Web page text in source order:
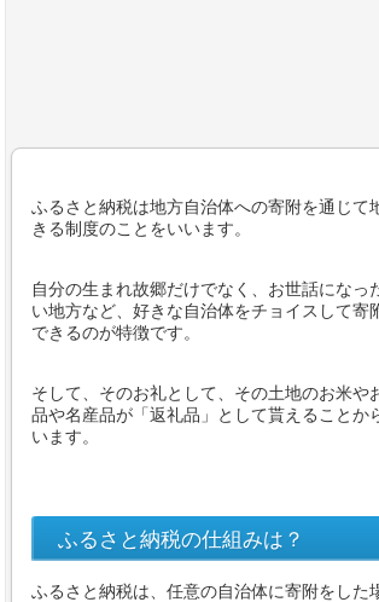
ふるさと納税は地方自治体への寄附を通じて
きる制度のことをいいます。
自分の生まれ故郷だけでなく、お世話になっ
い地方など、好きな自治体をチョイスして寄
できるのが特徴です。
そして、そのお礼として、その土地のお米や
品や名産品が「返礼品」として貰えることか
います。
ふるさと納税の仕組みは？
ふるさと納税は、任意の自治体に寄附をした